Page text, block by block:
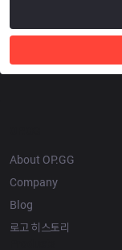
About OP.GG
Company
Blog
로고 히스토리